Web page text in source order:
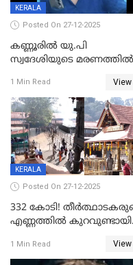
KERALA
Posted On 27-12-2025
കണ്ണൂരിൽ യു.പി
സ്വദേശിയുടെ മരണത്തിൽ
കേസ്; തർക്കമുണ്ടായത്
ഫേഷ്യലിന് 300 രൂപ
ആവശ്യപ്പെട്ടതിനെച്ചൊല്ലി
1 Min Read View
KERALA
Posted On 27-12-2025
332 കോടി!
എണ്ണത്തിൽ
കുതിച്ചുയരുന്നു
1 Min Read View